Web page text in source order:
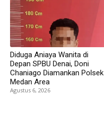
Diduga Aniaya Wanita di
Depan SPBU Denai, Doni
Chaniago Diamankan Polsek
Medan Area
Agustus 6, 2026